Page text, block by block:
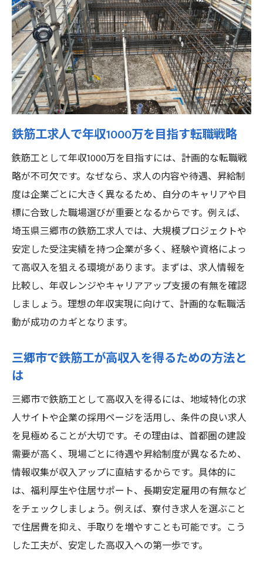
年収1000万を狙う鉄筋工の働き方と秘訣
収入アップに直結する鉄筋工の勤務スタイ
ルとは
鉄筋工で年収1000万へ近づくスキルアップ
術
高年収を支える鉄筋工の最新現場事情を解
鉄筋工が満足する働き方を選ぶための視点
年収1000万達成に必要な鉄筋工の自己管理
法
鉄筋工として三郷市で安定職を選ぶポイント
安定した鉄筋工求人を選ぶための重要チェ
ック項目
三郷市で見つかる長期安定の鉄筋工求人と
は
鉄筋工で安心して働くための職場環境の見
極め方
条件
取得
失敗しない鉄筋工求人選びのコツを徹底解
説
高収入を狙うなら知っておきたい鉄筋工求人の
特徴
鉄筋工年収1000万が狙える求人の見分け方
高収入に直結する鉄筋工求人の特徴を紹介
求人選びで注目すべき鉄筋工待遇ポイント
鉄筋工で収入を伸ばす現場の特徴と傾向
鉄筋工求人で年収1000万を目指す転職戦略
鉄筋工として年収1000万を目指すには、計画的な転職戦
略が不可欠です。なぜなら、求人の内容や待遇、昇給制
度は企業ごとに大きく異なるため、自分のキャリアや目
標に合致した職場選びが重要となるからです。例えば、
埼玉県三郷市の鉄筋工求人では、大規模プロジェクトや
安定した受注実績を持つ企業が多く、経験や資格によっ
て高収入を狙える環境があります。まずは、求人情報を
比較し、年収レンジやキャリアアップ支援の有無を確認
しましょう。理想の年収実現に向けて、計画的な転職活
動が成功のカギとなります。
三郷市で鉄筋工が高収入を得るための方法と
は
三郷市で鉄筋工として高収入を得るには、地域特化の求
人サイトや企業の採用ページを活用し、条件の良い求人
を見極めることが大切です。その理由は、首都圏の建設
需要が高く、現場ごとに待遇や昇給制度が異なるため、
情報収集が収入アップに直結するからです。具体的に
は、福利厚生や住居サポート、長期安定雇用の有無など
をチェックしましょう。例えば、寮付き求人を選ぶこと
で住居費を抑え、手取りを増やすことも可能です。こう
した工夫が、安定した高収入への第一歩です。